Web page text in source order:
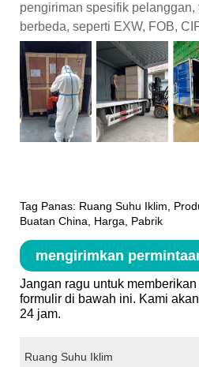
pengiriman spesifik
berbeda, seperti EXW, FOB,
Tag Panas: Ruang Suhu Iklim,
Buatan China, Harga, Pabrik
mengirimkan
Jangan ragu untuk
formulir di bawah ini. Kami
24 jam.